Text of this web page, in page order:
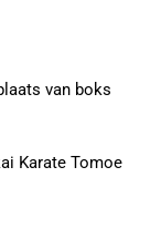
van boks
Karate Tomoe